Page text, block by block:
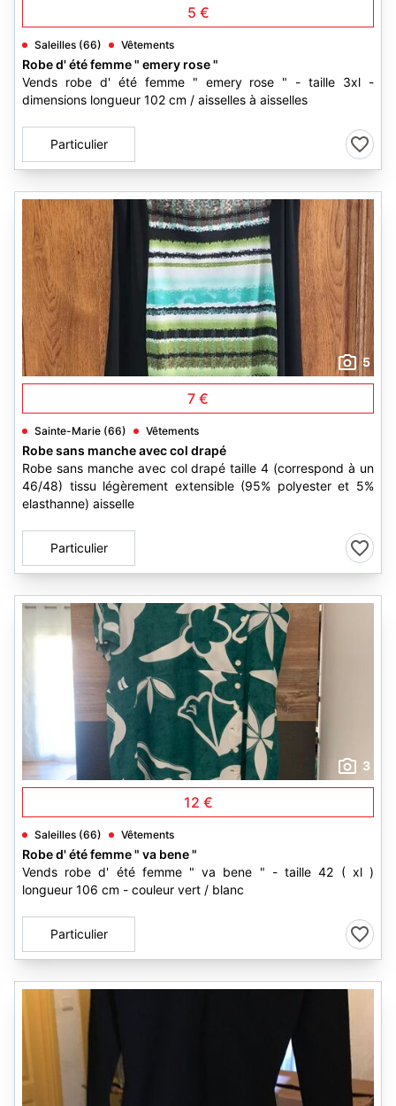
5 €
Saleilles (66) Vêtements
Robe d' été femme " emery rose "
Vends robe d' été femme " emery rose " - taille 3xl -
dimensions longueur 102 cm / aisselles à aisselles
Particulier
5
7 €
Sainte-Marie (66) Vêtements
Robe sans manche avec col drapé
Robe sans manche avec col drapé taille 4 (correspond à un
46/48) tissu légèrement extensible (95% polyester et 5%
elasthanne) aisselle
Particulier
3
12 €
Saleilles (66) Vêtements
Robe d' été femme " va bene "
Vends robe d' été femme " va bene " - taille 42 ( xl )
longueur 106 cm - couleur vert / blanc
Particulier